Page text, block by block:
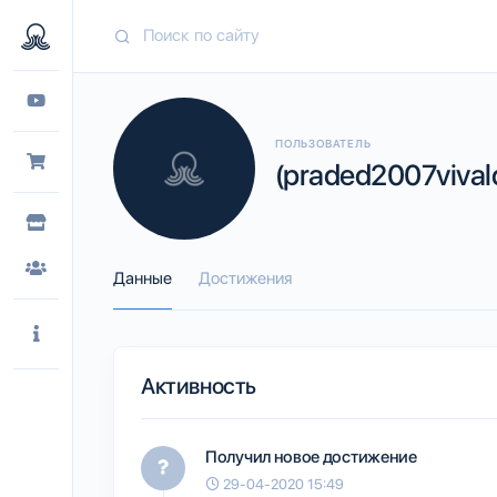
ПОЛЬЗОВАТЕЛЬ
Данные Достижения
Активность
Получил новое достижение
29-04-2020 15:49